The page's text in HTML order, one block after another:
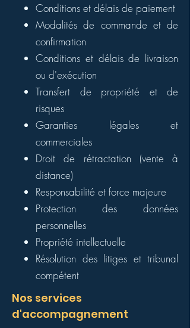
Conditions et délais de paiement
Modalités de commande et de
confirmation
Conditions et délais de livraison
ou d'exécution
Transfert de propriété et de
risques
Garanties légales et
commerciales
Droit de rétractation (vente à
distance)
Responsabilité et force majeure
Protection des données
personnelles
Propriété intellectuelle
Résolution des litiges et tribunal
compétent
Nos services
d'accompagnement